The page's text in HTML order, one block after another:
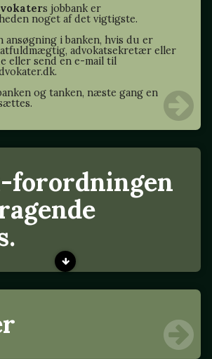
s jobbank er
noget af det vigtigste.
i banken, hvis du er
advokatsekretær eller
eller send en e-mail til
og tanken, næste gang en
forordningen